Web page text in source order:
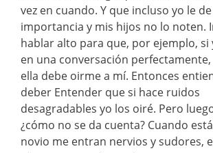
vez en cuando. Y que incluso yo le de
importancia y mis hijos no lo noten.
hablar alto para que, por ejemplo, si
en una conversación
ella debe oirme a mí. Entonces
deber Entender que si hace ruidos
desagradables yo los oiré. Pero
¿cómo no se da cuenta? Cuando
novio me entran nervios y sudores,